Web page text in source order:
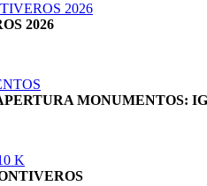
2026
MONUMENTOS: